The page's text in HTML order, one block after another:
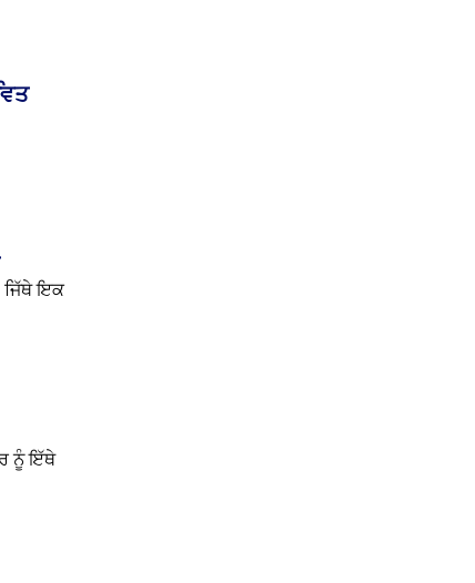
ਜਿੱਥੇ ਇਕ
ਨੂੰ ਇੱਥੇ